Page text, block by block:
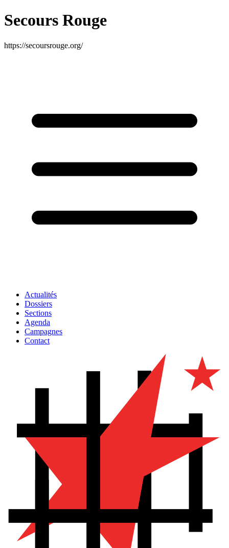
Secours Rouge
https://secoursrouge.org/
Actualités
Dossiers
Sections
Agenda
Campagnes
Contact